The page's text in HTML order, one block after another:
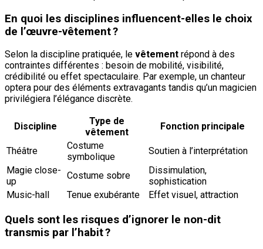
En quoi les disciplines influencent-elles le choix
de l’œuvre-vêtement ?
Selon la discipline pratiquée, le vêtement répond à des
contraintes différentes : besoin de mobilité, visibilité,
crédibilité ou effet spectaculaire. Par exemple, un chanteur
optera pour des éléments extravagants tandis qu’un magicien
privilégiera l’élégance discrète.
Discipline
Type de
vêtement
Fonction principale
Théâtre
Costume
symbolique
Soutien à l’interprétation
Magie close-
up
Costume sobre
Dissimulation,
sophistication
Music-hall
Tenue exubérante Effet visuel, attraction
Quels sont les risques d’ignorer le non-dit
transmis par l’habit ?